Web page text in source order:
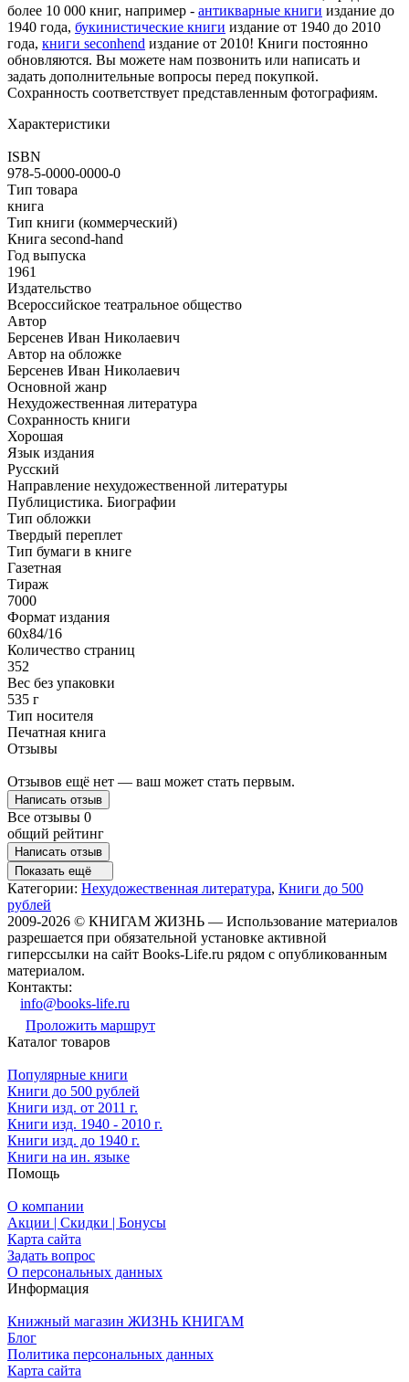
более 10 000 книг, например - антикварные книги издание до
1940 года, букинистические книги издание от 1940 до 2010
года, книги seconhend издание от 2010! Книги постоянно
обновляются. Вы можете нам позвонить или написать и
задать дополнительные вопросы перед покупкой.
Сохранность соответствует представленным фотографиям.
Характеристики
ISBN
978-5-0000-0000-0
Тип товара
книга
Тип книги (коммерческий)
Книга second-hand
Год выпуска
1961
Издательство
Всероссийское театральное общество
Автор
Берсенев Иван Николаевич
Автор на обложке
Берсенев Иван Николаевич
Основной жанр
Нехудожественная литература
Сохранность книги
Хорошая
Язык издания
Русский
Направление нехудожественной литературы
Публицистика. Биографии
Тип обложки
Твердый переплет
Тип бумаги в книге
Газетная
Тираж
7000
Формат издания
60x84/16
Количество страниц
352
Вес без упаковки
535 г
Тип носителя
Печатная книга
Отзывы
Отзывов ещё нет — ваш может стать первым.
Написать отзыв
Все отзывы 0
общий рейтинг
Написать отзыв
Показать ещё
Категории: Нехудожественная литература, Книги до 500
рублей
2009-2026 © КНИГАМ ЖИЗНЬ — Использование материалов
разрешается при обязательной установке активной
гиперссылки на сайт Books-Life.ru рядом с опубликованным
материалом.
Контакты:
info@books-life.ru
Проложить маршрут
Каталог товаров
Популярные книги
Книги до 500 рублей
Книги изд. от 2011 г.
Книги изд. 1940 - 2010 г.
Книги изд. до 1940 г.
Книги на ин. языке
Помощь
О компании
Акции | Скидки | Бонусы
Карта сайта
Задать вопрос
О персональных данных
Информация
Книжный магазин ЖИЗНЬ КНИГАМ
Блог
Политика персональных данных
Карта сайта